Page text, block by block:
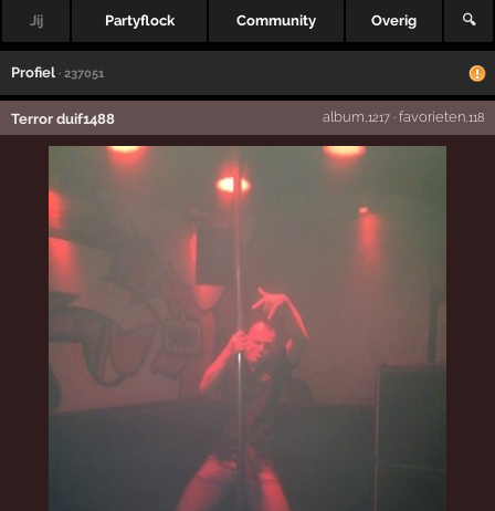
Jij Partyflock Community Overig 🔍
Profiel · 237051
Terror duif1488 album ,1217· favorieten,118